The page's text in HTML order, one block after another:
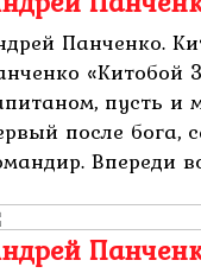
Панченко.
«Китобой
пусть и
после бога,
Впереди